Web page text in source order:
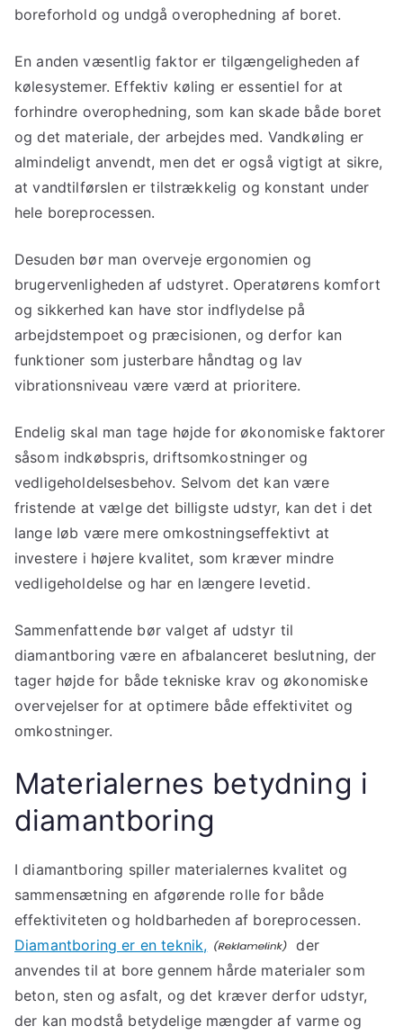
boreforhold og undgå overophedning af boret.
En anden væsentlig faktor er tilgængeligheden af
kølesystemer. Effektiv køling er essentiel for at
forhindre overophedning, som kan skade både boret
og det materiale, der arbejdes med. Vandkøling er
almindeligt anvendt, men det er også vigtigt at sikre,
at vandtilførslen er tilstrækkelig og konstant under
hele boreprocessen.
Desuden bør man overveje ergonomien og
brugervenligheden af udstyret. Operatørens komfort
og sikkerhed kan have stor indflydelse på
arbejdstempoet og præcisionen, og derfor kan
funktioner som justerbare håndtag og lav
vibrationsniveau være værd at prioritere.
Endelig skal man tage højde for økonomiske faktorer
såsom indkøbspris, driftsomkostninger og
vedligeholdelsesbehov. Selvom det kan være
fristende at vælge det billigste udstyr, kan det i det
lange løb være mere omkostningseffektivt at
investere i højere kvalitet, som kræver mindre
vedligeholdelse og har en længere levetid.
Sammenfattende bør valget af udstyr til
diamantboring være en afbalanceret beslutning, der
tager højde for både tekniske krav og økonomiske
overvejelser for at optimere både effektivitet og
omkostninger.
Materialernes betydning i
diamantboring
I diamantboring spiller materialernes kvalitet og
sammensætning en afgørende rolle for både
effektiviteten og holdbarheden af boreprocessen.
Diamantboring er en teknik,
der
anvendes til at bore gennem hårde materialer som
beton, sten og asfalt, og det kræver derfor udstyr,
der kan modstå betydelige mængder af varme og